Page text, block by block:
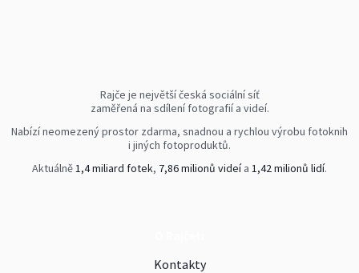
Rajče je největší česká sociální síť
zaměřená na sdílení fotografií a videí.
Nabízí neomezený prostor zdarma, snadnou a rychlou výrobu fotoknih
i jiných fotoproduktů.
Aktuálně1,4 miliard fotek, 7,86 milionů videía 1,42 milionů lidí.
Kontakty